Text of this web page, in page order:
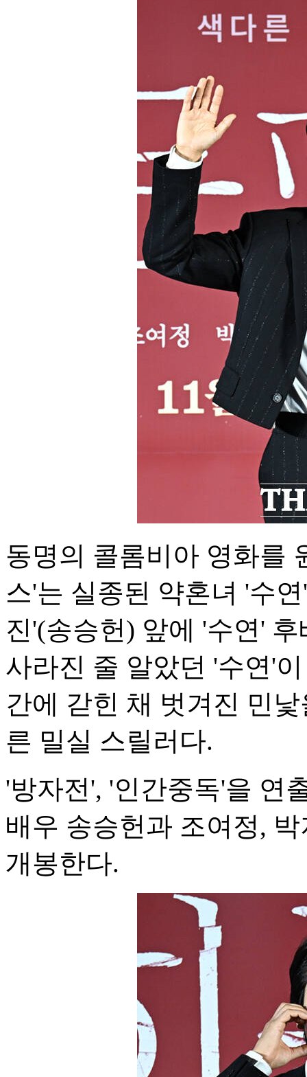
동명의 콜롬비아 영화를
스'는 실종된 약혼녀 '수
진'(송승헌) 앞에 '수연'
사라진 줄 알았던 '수연'
간에 갇힌 채 벗겨진 민
른 밀실 스릴러다.
'방자전', '인간중독'을 연
배우 송승헌과 조여정,
개봉한다.